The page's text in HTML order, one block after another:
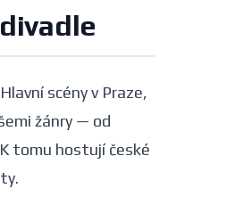
scény v Praze,
žánry — od
tomu hostují české